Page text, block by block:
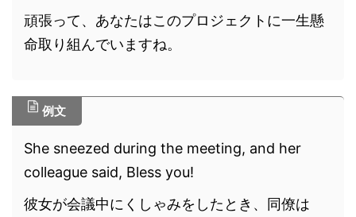
頑張って、あなたはこのプロジェクトに一生懸
命取り組んでいますね。
例文
She sneezed during the meeting, and her
colleague said, Bless you!
彼女が会議中にくしゃみをしたとき、同僚は